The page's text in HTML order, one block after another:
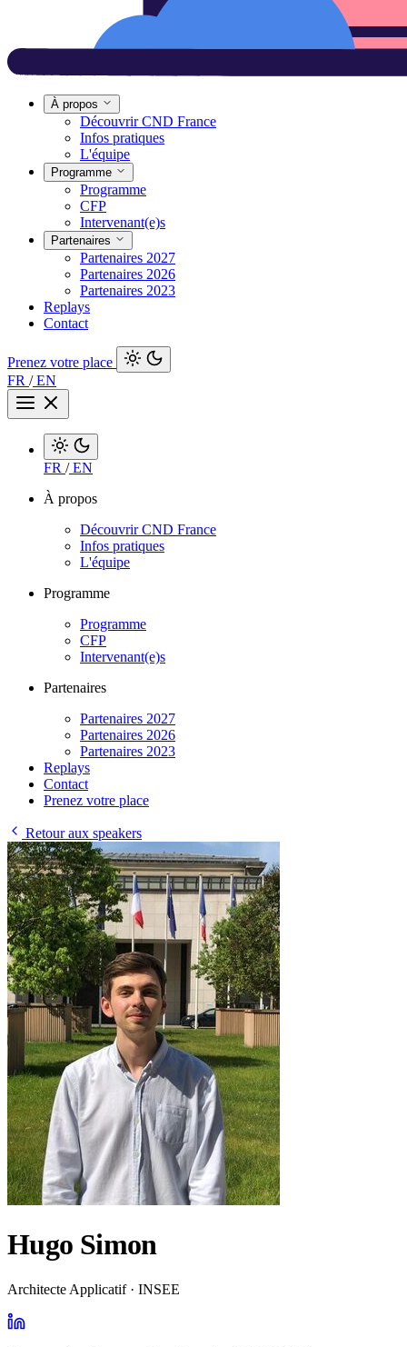
À propos
Découvrir CND France
Infos pratiques
L'équipe
Programme
Programme
CFP
Intervenant(e)s
Partenaires
Partenaires 2027
Partenaires 2026
Partenaires 2023
Replays
Contact
Prenez votre place
FR /EN
FR /EN
À propos
Découvrir CND France
Infos pratiques
L'équipe
Programme
Programme
CFP
Intervenant(e)s
Partenaires
Partenaires 2027
Partenaires 2026
Partenaires 2023
Replays
Contact
Prenez votre place
Retour aux speakers
Hugo Simon
Architecte Applicatif · INSEE